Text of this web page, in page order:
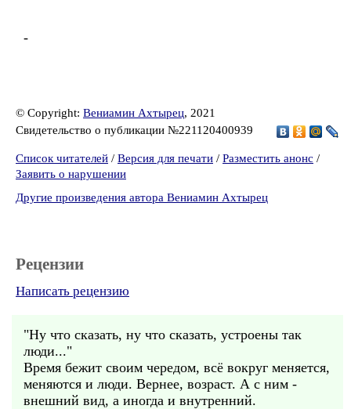
-
© Copyright: Вениамин Ахтырец, 2021
Свидетельство о публикации №221120400939
Список читателей / Версия для печати / Разместить анонс /
Заявить о нарушении
Другие произведения автора Вениамин Ахтырец
Рецензии
Написать рецензию
"Ну что сказать, ну что сказать, устроены так
люди..."
Время бежит своим чередом, всё вокруг меняется,
меняются и люди. Вернее, возраст. А с ним -
внешний вид, а иногда и внутренний.